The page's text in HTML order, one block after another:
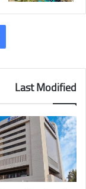
Last Modified